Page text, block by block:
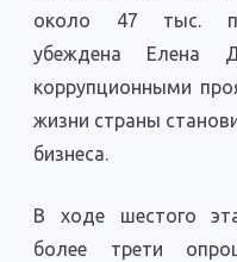
около 47 тыс.
убеждена Елена
коррупционными
жизни страны
бизнеса.
В ходе шестого
более трети